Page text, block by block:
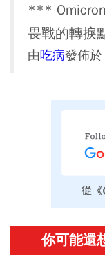
***
畏戰的轉捩
由吃病發佈於